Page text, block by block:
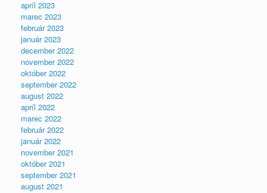
apríl 2023
marec 2023
február 2023
január 2023
december 2022
november 2022
október 2022
september 2022
august 2022
apríl 2022
marec 2022
február 2022
január 2022
november 2021
október 2021
september 2021
august 2021